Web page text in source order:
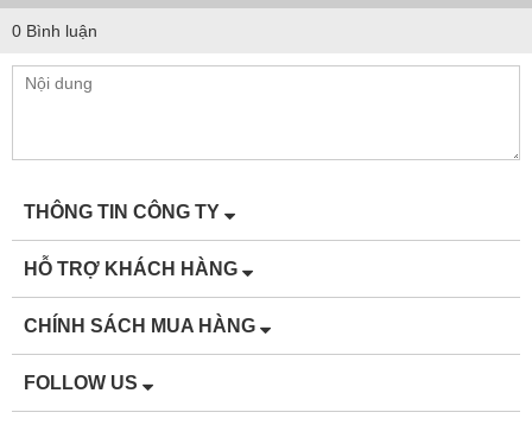
0 Bình luận
THÔNG TIN CÔNG TY
HỖ TRỢ KHÁCH HÀNG
CHÍNH SÁCH MUA HÀNG
FOLLOW US